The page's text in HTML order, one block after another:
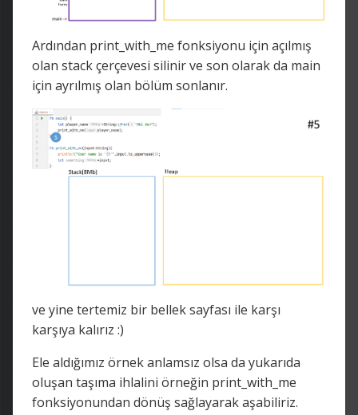
Ardından print_with_me fonksiyonu için açılmış
olan stack çerçevesi silinir ve son olarak da main
için ayrılmış olan bölüm sonlanır.
ve yine tertemiz bir bellek sayfası ile karşı
karşıya kalırız :)
Ele aldığımız örnek anlamsız olsa da yukarıda
oluşan taşıma ihlalini örneğin print_with_me
fonksiyonundan dönüş sağlayarak aşabiliriz.